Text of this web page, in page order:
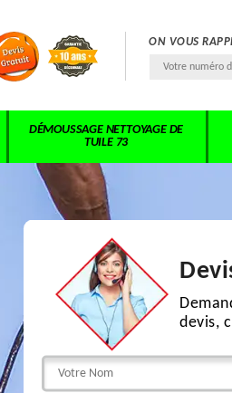
ON VOUS
DÉMOUSSAGE NETTOYAGE DE
TUILE 73
devis,